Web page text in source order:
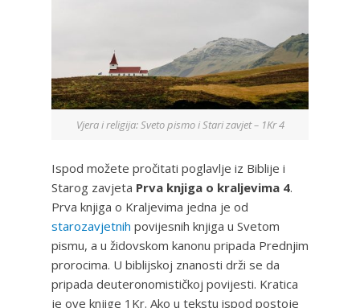
Vjera i religija: Sveto pismo i Stari zavjet – 1Kr 4
Ispod možete pročitati poglavlje iz Biblije i
Starog zavjeta Prva knjiga o kraljevima 4.
Prva knjiga o Kraljevima jedna je od
starozavjetnih povijesnih knjiga u Svetom
pismu, a u židovskom kanonu pripada Prednjim
prorocima. U biblijskoj znanosti drži se da
pripada deuteronomističkoj povijesti. Kratica
je ove knjige 1Kr. Ako u tekstu ispod postoje